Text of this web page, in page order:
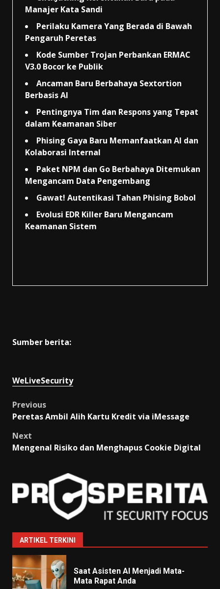
Manajer Kata Sandi
Perilaku Kamera Yang Berada di Bawah
Pengaruh Peretas
Kode Sumber Trojan Perbankan ERMAC
V3.0 Bocor ke Publik
Ancaman Baru Berbahaya Sextortion
Berbasis AI
Pentingnya Tim dan Respons yang Tepat
dalam Keamanan Siber
Phising Gaya Baru Memanfaatkan AI dan
Kolaborasi Internal
Paket NPM dan Go Berbahaya Ditemukan
Mengancam Data Pengembang
Gawat! Autentikasi Tahan Phising Bobol
Evolusi EDR Killer Baru Mengancam
Keamanan Sistem
Sumber berita:
WeLiveSecurity
Post
Previous
Peretas Ambil Alih Kartu Kredit via iMessage
Next
Mengenal Risiko dan Menghapus Cookie Digital
ARTIKEL TERKINI
Saat Asisten AI Menjadi Mata-
Mata Rapat Anda